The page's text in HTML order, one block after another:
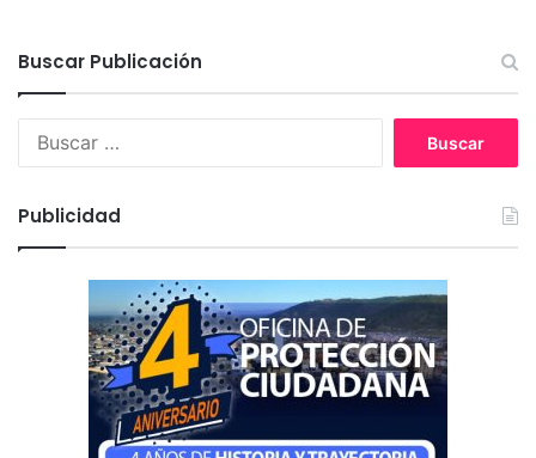
2
0
2
Buscar Publicación
:
Publicidad